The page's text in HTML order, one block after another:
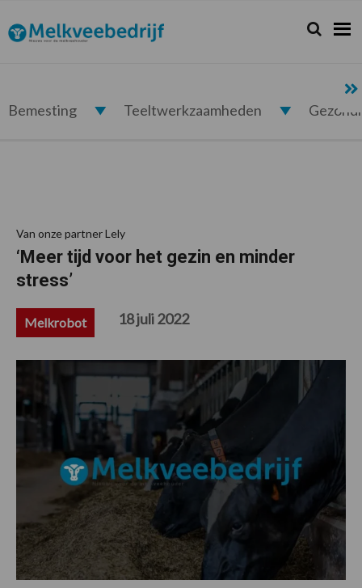
de
hoofdnavigatie
de
hoofd
de
eerste
de
voettekst
Melkveebedrijf.nl Zoeken...
Zoek
Bemesting Teeltwerkzaamheden
Van onze partner Lely
‘Meer tijd voor het gezin en minder
stress’
Melkrobot 18 juli 2022